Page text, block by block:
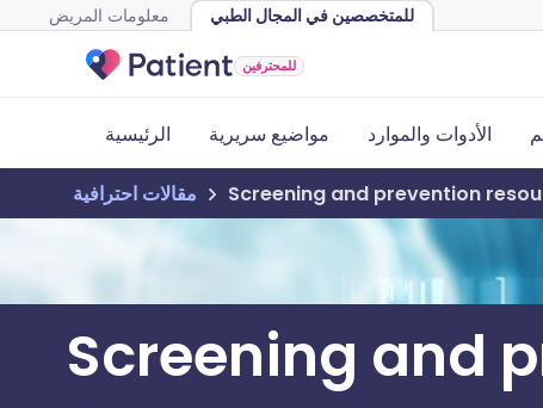
معلومات المريض للمتخصصين في المجال الطبي
للمحترفين
الرئيسية مواضيع سريرية الأدوات والموارد
مقالات احترافية Screening and prevention
Screening and